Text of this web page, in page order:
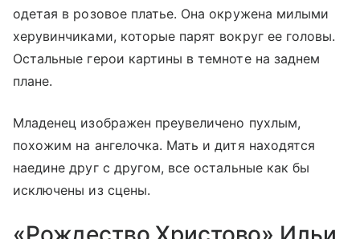
одетая в розовое платье. Она окружена милыми
херувинчиками, которые парят вокруг ее головы.
Остальные герои картины в темноте на заднем
плане.
Младенец изображен преувеличено пухлым,
похожим на ангелочка. Мать и дитя находятся
наедине друг с другом, все остальные как бы
исключены из сцены.